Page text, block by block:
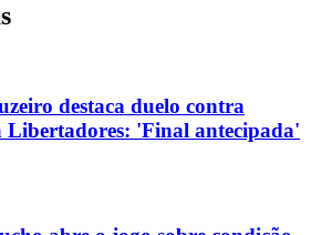
destaca duelo contra
Libertadores: 'Final antecipada'